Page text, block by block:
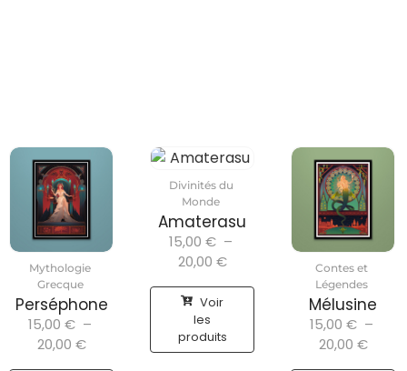
Mythologie
Grecque
Perséphone
15,00 € –
20,00 €
Divinités du
Monde
Amaterasu
15,00 € –
20,00 €
Voir
les
produits
Contes et
Légendes
Mélusine
15,00 € –
20,00 €